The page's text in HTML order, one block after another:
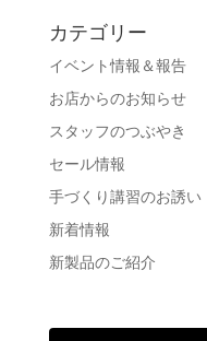
カテゴリー
イベント情報＆報告
お店からのお知らせ
スタッフのつぶやき
セール情報
手づくり講習のお誘い
新着情報
新製品のご紹介